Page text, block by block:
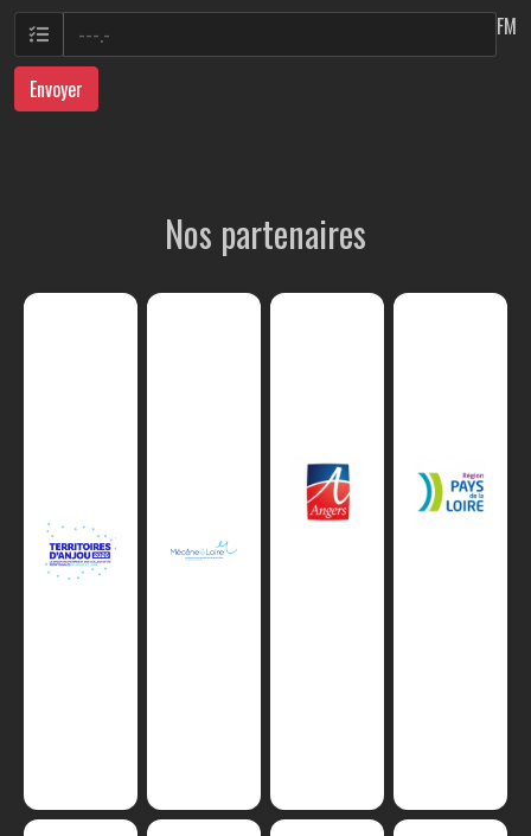
FM
Envoyer
Nos partenaires